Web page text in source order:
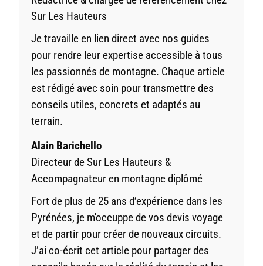
Sur Les Hauteurs
Je travaille en lien direct avec nos guides
pour rendre leur expertise accessible à tous
les passionnés de montagne. Chaque article
est rédigé avec soin pour transmettre des
conseils utiles, concrets et adaptés au
terrain.
Alain Barichello
Directeur de Sur Les Hauteurs &
Accompagnateur en montagne diplômé
Fort de plus de 25 ans d’expérience dans les
Pyrénées, je m'occuppe de vos devis voyage
et de partir pour créer de nouveaux circuits.
J’ai co-écrit cet article pour partager des